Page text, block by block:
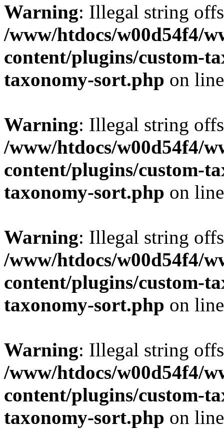
Warning: Illegal string
/www/htdocs/w00d54f4/
content/plugins/custom-
taxonomy-sort.php on
Warning: Illegal string
/www/htdocs/w00d54f4/
content/plugins/custom-
taxonomy-sort.php on
Warning: Illegal string
/www/htdocs/w00d54f4/
content/plugins/custom-
taxonomy-sort.php on
Warning: Illegal string
/www/htdocs/w00d54f4/
content/plugins/custom-
taxonomy-sort.php on